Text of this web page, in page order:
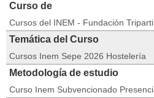
Curso de
Cursos del INEM - Fundación
Temática del Curso
Cursos Inem Sepe 2026 Hostelería
Metodología de estudio
Curso Inem Subvencionado